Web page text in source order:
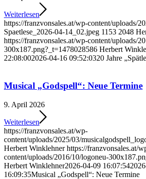
Weiterlesen
https://franzvonsales.at/wp-content/uploads/
Spaetlese_2026-04-14_02.jpeg 1153 2048
https://franzvonsales.at/wp-content/uploads/
300x187.png?_t=1478028586 Herbert
22:08:002026-04-16 09:52:0320 Jahre
Musical „Godspell“: Neue Termine
9. April 2026
Weiterlesen
https://franzvonsales.at/wp-
content/uploads/2025/03/
Herbert Winklehner https://franzvonsales.at/
content/uploads/2016/10/logoneu-
Herbert Winklehner2026-04-09 16:07:54
16:09:35Musical „Godspell“: Neue Termine